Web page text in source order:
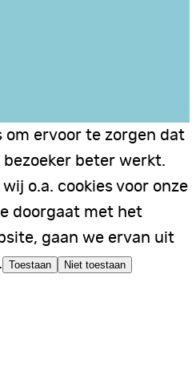
om ervoor te zorgen dat
beter werkt.
o.a. cookies voor onze
doorgaat met het
gaan we ervan uit
Toestaan Niet toestaan